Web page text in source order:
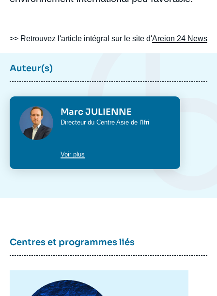
>> Retrouvez l'article intégral sur le site d'Areion 24 News
Auteur(s)
Photo Marc JULIENNE
Intitulé
Directeur du Centre Asie de l'Ifri
Voir plus
Centres et programmes liés
principale